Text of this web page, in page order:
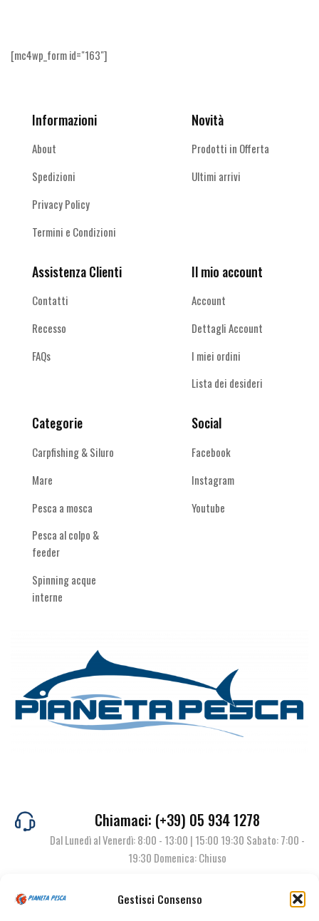
Gestisci Consenso
[mc4wp_form id="163"]
Informazioni
About
Spedizioni
Privacy Policy
Termini e Condizioni
Novità
Prodotti in Offerta
Ultimi arrivi
Assistenza Clienti
Contatti
Recesso
FAQs
Il mio account
Account
Dettagli Account
I miei ordini
Lista dei desideri
Categorie
Carpfishing & Siluro
Mare
Pesca a mosca
Pesca al colpo &
feeder
Spinning acque
interne
Social
Facebook
Instagram
Youtube
Chiamaci: (+39) 05 934 1278
Dal Lunedì al Venerdì: 8:00 - 13:00 | 15:00 19:30 Sabato: 7:00 -
19:30 Domenica: Chiuso